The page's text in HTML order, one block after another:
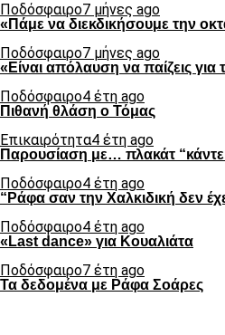
Ποδόσφαιρο7 μήνες ago
«Πάμε να διεκδικήσουμε την
Ποδόσφαιρο7 μήνες ago
«Είναι απόλαυση να παίζεις
Ποδόσφαιρο4 έτη ago
Πιθανή θλάση ο Τόμας
Επικαιρότητα4 έτη ago
Παρουσίαση με… πλακάτ
Ποδόσφαιρο4 έτη ago
“Ράφα σαν την Χαλκιδική δεν
Ποδόσφαιρο4 έτη ago
«Last dance» για Κουαλιάτα
Ποδόσφαιρο7 έτη ago
Τα δεδομένα με Ράφα Σοάρες